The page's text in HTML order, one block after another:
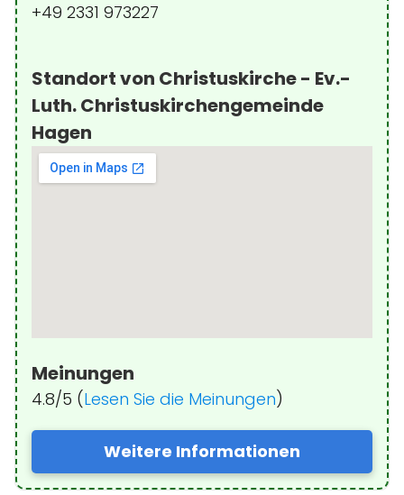
+49 2331 973227
Standort von Christuskirche - Ev.-
Luth. Christuskirchengemeinde
Hagen
Meinungen
4.8/5 (Lesen Sie die Meinungen)
Weitere Informationen